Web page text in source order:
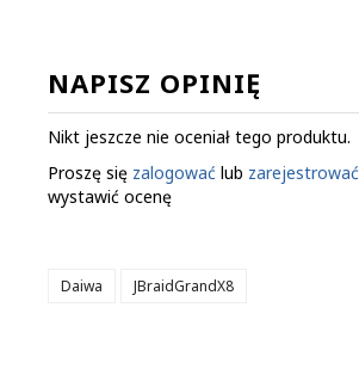
NAPISZ OPINIĘ
Nikt jeszcze nie oceniał tego produktu.
Proszę się zalogować lub zarejestrować
wystawić ocenę
Daiwa JBraidGrandX8